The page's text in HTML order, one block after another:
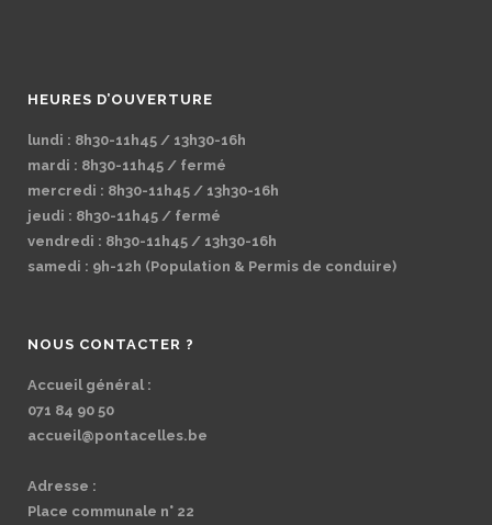
HEURES D’OUVERTURE
lundi : 8h30-11h45 / 13h30-16h
mardi : 8h30-11h45 / fermé
mercredi : 8h30-11h45 / 13h30-16h
jeudi : 8h30-11h45 / fermé
vendredi : 8h30-11h45 / 13h30-16h
samedi : 9h-12h (Population & Permis de conduire)
NOUS CONTACTER ?
Accueil général :
071 84 90 50
accueil@pontacelles.be
Adresse :
Place communale n° 22